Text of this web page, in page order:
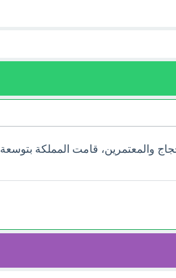
والمعتمرين، قامت المملكة بتوسعة